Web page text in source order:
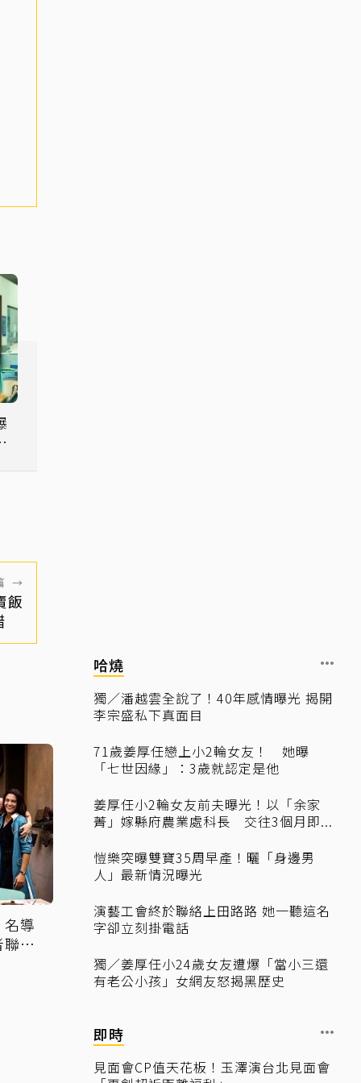
→
飯
導
聯
哈燒
獨／潘越雲全說了！40年感情曝光 揭開
李宗盛私下真面目
71歲姜厚任戀上小2輪女友！ 她曝
「七世因緣」：3歲就認定是他
姜厚任小2輪女友前夫曝光！以「余家
菁」嫁縣府農業處科長 交往3個月即...
愷樂突曝雙寶35周早產！曬「身邊男
人」最新情況曝光
演藝工會終於聯絡上田路路 她一聽這名
字卻立刻掛電話
獨／姜厚任小24歲女友遭爆「當小三還
有老公小孩」女網友怒揭黑歷史
即時
見面會CP值天花板！玉澤演台北見面會